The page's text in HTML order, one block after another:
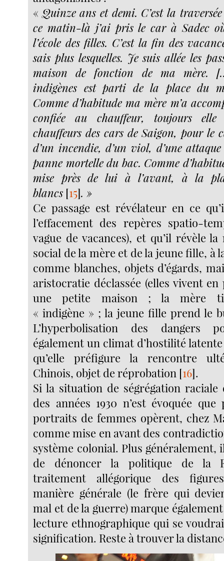
«Quinze ans et demi. C’est la
ce matin-là j’ai pris le car à Sadec
l’école des filles. C’est la fin des
sais plus lesquelles. Je suis allée les
maison de fonction de ma mère.
indigènes est parti de la place du
Comme d’habitude ma mère m’a
confiée au chauffeur, toujours
chauffeurs des cars de Saigon, pour le
d’un incendie, d’un viol, d’une
panne mortelle du bac. Comme
mise près de lui à l’avant, à la
blancs [15]. »
Ce passage est révélateur en ce
l’effacement des repères spatio-
vague de vacances), et qu’il révèle
social de la mère et de la jeune fille, à
comme blanches, objets d’égards,
aristocratie déclassée (elles vivent
une petite maison ; la mère
« indigène » ; la jeune fille prend le
L’hyperbolisation des dangers
également un climat d’hostilité
qu’elle préfigure la rencontre
Chinois, objet de réprobation [16].
Si la situation de ségrégation raciale
des années 1930 n’est évoquée
portraits de femmes opèrent, chez
comme mise en avant des
système colonial. Plus
de dénoncer la politique de la
traitement allégorique des
manière générale (le frère qui
mal et de la guerre) marque
lecture ethnographique qui se
signification. Reste à trouver la